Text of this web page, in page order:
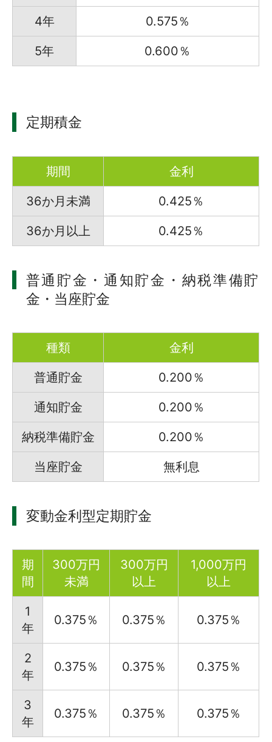
4年 0.575％
5年 0.600％
定期積金
期間 金利
36か月未満 0.425％
36か月以上 0.425％
普通貯金・通知貯金・納税準備貯
金・当座貯金
種類 金利
普通貯金 0.200％
通知貯金 0.200％
納税準備貯金 0.200％
当座貯金 無利息
変動金利型定期貯金
期
間
300万円
未満
300万円
以上
1,000万円
以上
1
年
0.375％ 0.375％ 0.375％
2
年
0.375％ 0.375％ 0.375％
3
年
0.375％ 0.375％ 0.375％